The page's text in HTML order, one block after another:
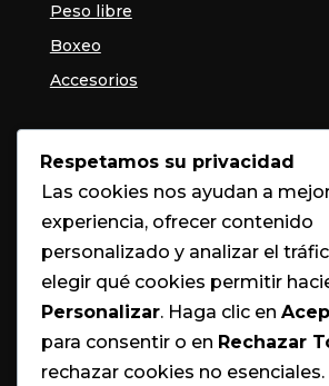
Peso libre
Boxeo
Accesorios
SAN JOSÉ
 +506 6116-0509
 INFO@BOXYFITNESS.COM
Respetamos su privacidad
Las cookies nos ayudan a
experiencia, ofrecer contenido
personalizado y analizar el
elegir qué cookies permitir
Personalizar. Haga clic en
para consentir o en Rechazar
rechazar cookies no esenciales.